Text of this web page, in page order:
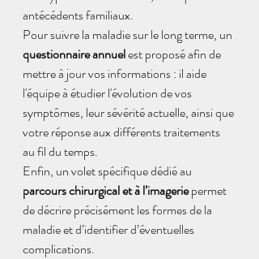
antécédents familiaux.
Pour suivre la maladie sur le long terme, un
questionnaire annuel est proposé afin de
mettre à jour vos informations : il aide
l'équipe à étudier l'évolution de vos
symptômes, leur sévérité actuelle, ainsi que
votre réponse aux différents traitements
au fil du temps.
Enfin, un volet spécifique dédié au
parcours chirurgical et à l’imagerie permet
de décrire précisément les formes de la
maladie et d’identifier d’éventuelles
complications.